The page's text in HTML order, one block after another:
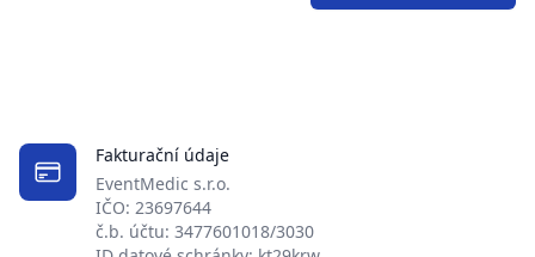
Fakturační údaje
EventMedic s.r.o.
IČO: 23697644
č.b. účtu: 3477601018/3030